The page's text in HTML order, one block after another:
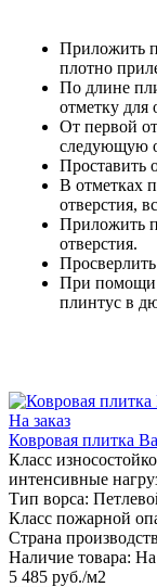
Приложить
плотно
По длине
отметку для
От первой
следующую
Проставить
В отметках
отверстия,
Приложить
отверстия.
При помощи
плинтус в
На заказ
Ковровая плитка
Класс
интенсивные
Тип ворса:
Класс пожарной
Страна
Наличие товара: На
5 485 руб./м2